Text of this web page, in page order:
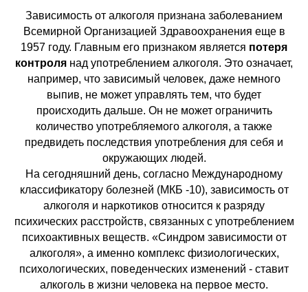
Зависимость от алкоголя признана заболеванием
Всемирной Организацией Здравоохранения еще в
1957 году. Главным его признаком является потеря
контроля над употреблением алкоголя. Это означает,
например, что зависимый человек, даже немного
выпив, не может управлять тем, что будет
происходить дальше. Он не может ограничить
количество употребляемого алкоголя, а также
предвидеть последствия употребления для себя и
окружающих людей.
На сегодняшний день, согласно Международному
классификатору болезней (МКБ -10), зависимость от
алкоголя и наркотиков относится к разряду
психических расстройств, связанных с употреблением
психоактивных веществ. «Синдром зависимости от
алкоголя», а именно комплекс физиологических,
психологических, поведенческих изменений - ставит
алкоголь в жизни человека на первое место.